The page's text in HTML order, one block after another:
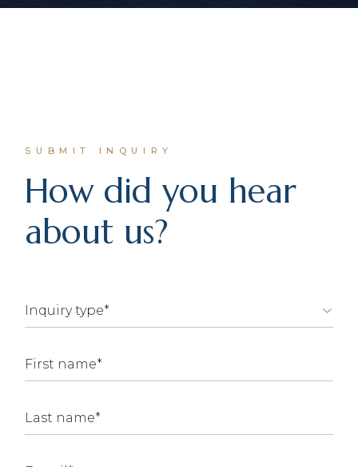
SUBMIT INQUIRY
How did you hear
about us?